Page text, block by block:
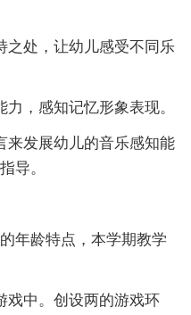
处，让幼儿感受不同乐
，感知记忆形象表现。
发展幼儿的音乐感知能
导。
龄特点，本学期教学
中。创设两的游戏环